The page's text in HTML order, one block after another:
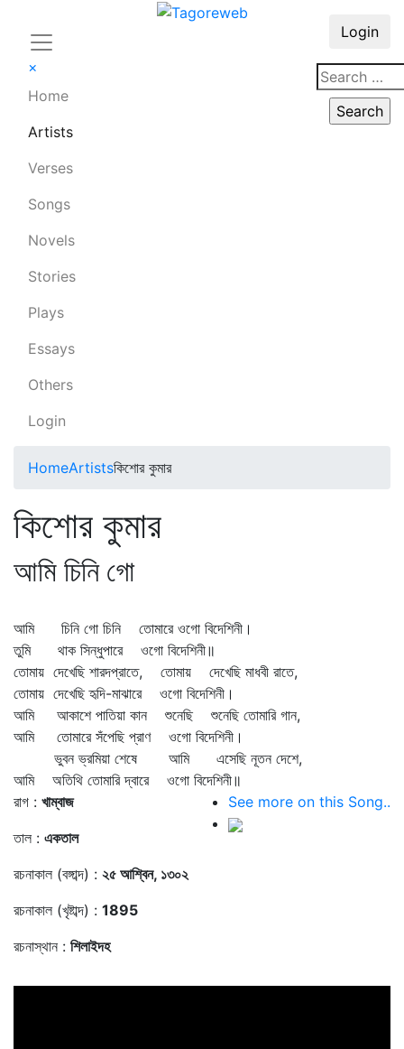
×
Home
Artists
Verses
Songs
Novels
Stories
Plays
Essays
Others
Login
Login
HomeArtistsকিশোর কুমার
কিশোর কুমার
আমি চিনি গো
আমি চিনি গো চিনি তোমারে ওগো বিদেশিনী।
তুমি থাক সিন্ধুপারে ওগো বিদেশিনী॥
তোমায় দেখেছি শারদপ্রাতে, তোমায় দেখেছি মাধবী রাতে,
তোমায় দেখেছি হৃদি-মাঝারে ওগো বিদেশিনী।
আমি আকাশে পাতিয়া কান শুনেছি শুনেছি তোমারি গান,
আমি তোমারে সঁপেছি প্রাণ ওগো বিদেশিনী।
ভুবন ভ্রমিয়া শেষে আমি এসেছি নূতন দেশে,
আমি অতিথি তোমারি দ্বারে ওগো বিদেশিনী॥
রাগ : খাম্বাজ
তাল : একতাল
রচনাকাল (বঙ্গাব্দ) : ২৫ আশ্বিন, ১৩০২
রচনাকাল (খৃষ্টাব্দ) : 1895
রচনাস্থান : শিলাইদহ
See more on this Song..